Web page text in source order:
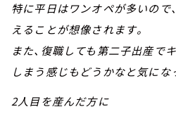
特に平日はワンオペが多いので
えることが想像されます。
また、復職しても第二子出産で
しまう感じもどうかなと気にな
2人目を産んだ方に